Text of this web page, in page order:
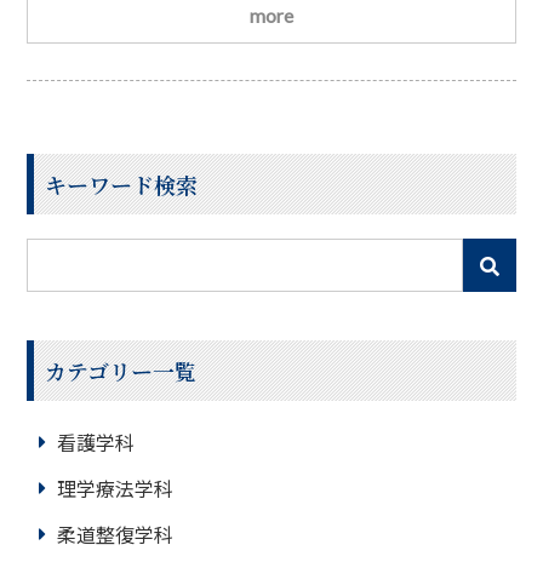
この講習は3日間にわたって実施され、学科（筆記）試
験・実技試験に合格すると
赤十字ベーシックライフサ
ポーター
赤十字救急法救急員の2つの資格を取得する
救命処置・止血・骨折やけがの手当・傷病者の搬送など
more
キーワード検索
カテゴリー一覧
看護学科
理学療法学科
柔道整復学科